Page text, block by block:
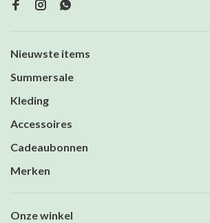
Nieuwste items
Summersale
Kleding
Accessoires
Cadeaubonnen
Merken
Onze winkel